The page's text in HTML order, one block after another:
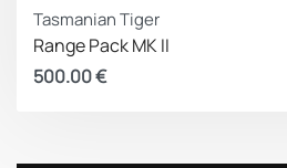
Tasmanian Tiger
Range Pack MK II
500.00€